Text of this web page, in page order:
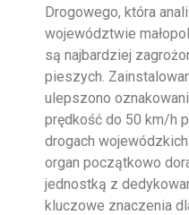
Drogowego, która
województwie
są najbardziej
pieszych.
ulepszono
prędkość do 50 km/h
drogach
organ początkowo
jednostką z
kluczowe znaczenia